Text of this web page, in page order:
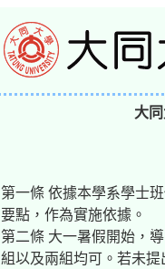
大
第一條 依據本學系學士
要點，作為實施依據。
第二條 大一暑假開始，
組以及兩組均可。若未